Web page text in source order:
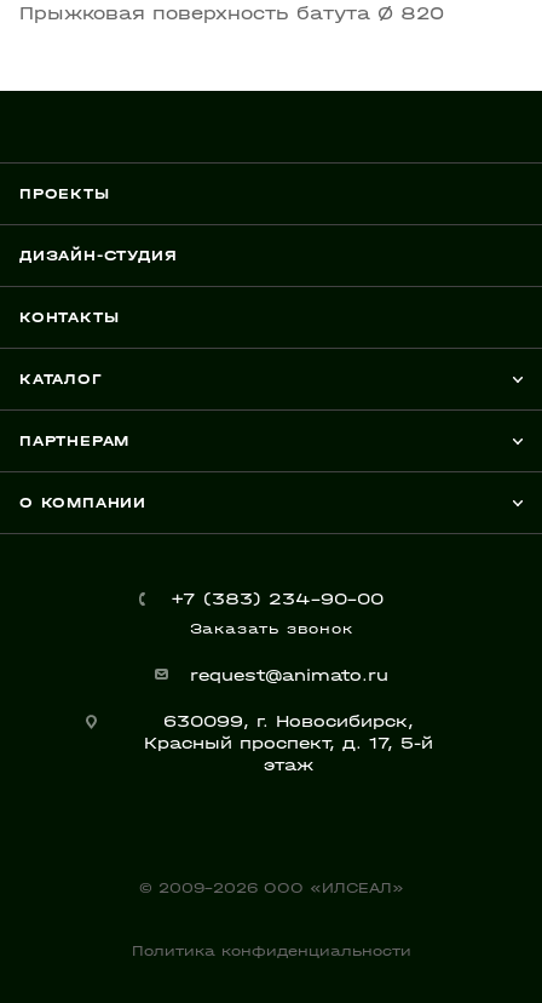
Прыжковая поверхность батута Ø 820
ПРОЕКТЫ
ДИЗАЙН-СТУДИЯ
КОНТАКТЫ
КАТАЛОГ
ПАРТНЕРАМ
О КОМПАНИИ
+7 (383) 234-90-00
Заказать звонок
request@animato.ru
630099, г. Новосибирск,
Красный проспект, д. 17, 5-й
этаж
© 2009-2026 ООО «ИЛСЕАЛ»
Политика конфиденциальности